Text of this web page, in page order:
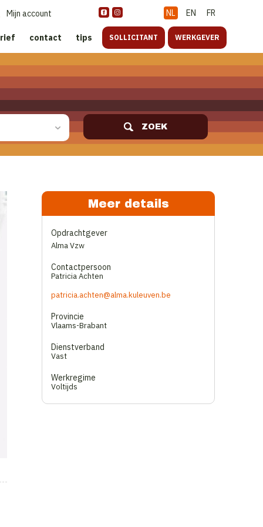
NL EN FR
Mijn account
contact tips SOLLICITANT WERKGEVER
ZOEK
Meer details
Opdrachtgever
Alma Vzw
Contactpersoon
Patricia Achten
patricia.achten@alma.kuleuven.be
Provincie
Vlaams-Brabant
Dienstverband
Vast
Werkregime
Voltijds